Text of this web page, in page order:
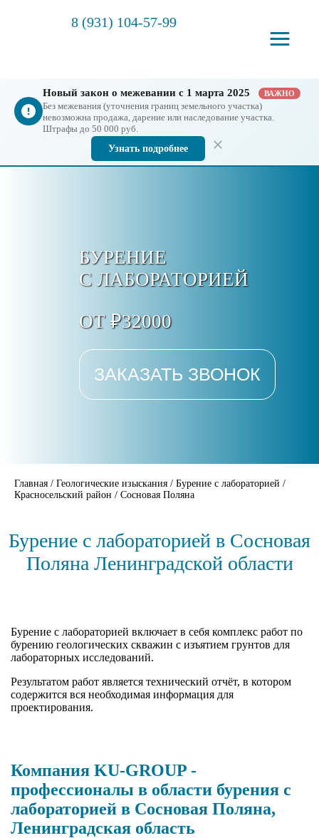
8 (931) 104-57-99
Новый закон о межевании с 1 марта 2025 ВАЖНО
Без межевания (уточнения границ земельного участка)
невозможна продажа, дарение или наследование участка.
Штрафы до 50 000 руб.
Узнать подробнее
БУРЕНИЕ
С ЛАБОРАТОРИЕЙ
ОТ ₽32000
ЗАКАЗАТЬ ЗВОНОК
Главная / Геологические изыскания / Бурение с лабораторией /
Красносельский район / Сосновая Поляна
Бурение с лабораторией в Сосновая
Поляна Ленинградской области
Бурение с лабораторией включает в себя комплекс работ по
бурению геологических скважин с изъятием грунтов для
лабораторных исследований.
Результатом работ является технический отчёт, в котором
содержится вся необходимая информация для
проектирования.
Компания KU-GROUP -
профессионалы в области бурения с
лабораторией в Сосновая Поляна,
Ленинградская область